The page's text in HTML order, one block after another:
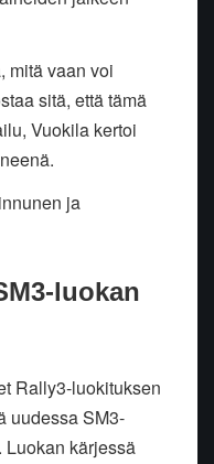
mitä vaan voi
sitä, että tämä
Vuokila kertoi
ja
luokan
Rally3-luokituksen
uudessa SM3-
kärjessä